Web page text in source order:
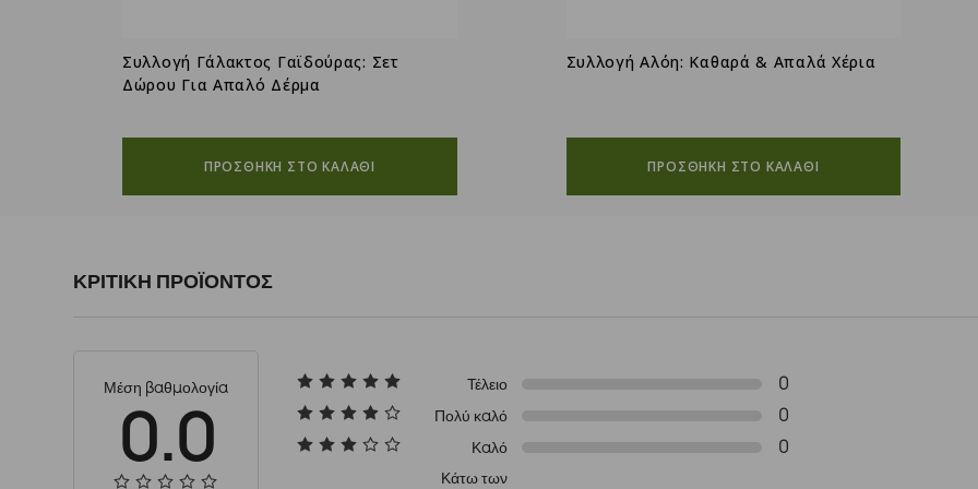
Συλλογή Γάλακτος Γαϊδούρας: Σετ
Δώρου Για Απαλό Δέρμα
ΠΡΟΣΘΗΚΗ ΣΤΟ ΚΑΛΑΘΙ
Συλλογή Αλόη: Καθαρά & Απαλά Χέρια
ΠΡΟΣΘΗΚΗ ΣΤΟ ΚΑΛΑΘΙ
ΚΡΙΤΙΚΗ ΠΡΟΪΟΝΤΟΣ
Μέση βαθμολογία
0.0
Τέλειο 0
Πολύ καλό 0
Καλό 0
Κάτω των